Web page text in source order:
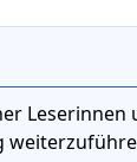
Leserinnen